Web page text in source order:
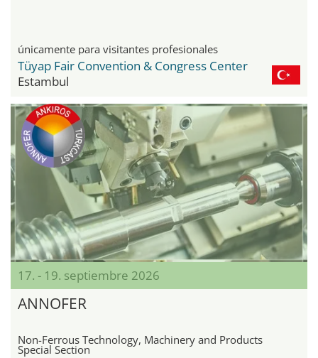
únicamente para visitantes profesionales
Tüyap Fair Convention & Congress Center
Estambul
17. - 19. septiembre 2026
ANNOFER
Non-Ferrous Technology, Machinery and Products
Special Section